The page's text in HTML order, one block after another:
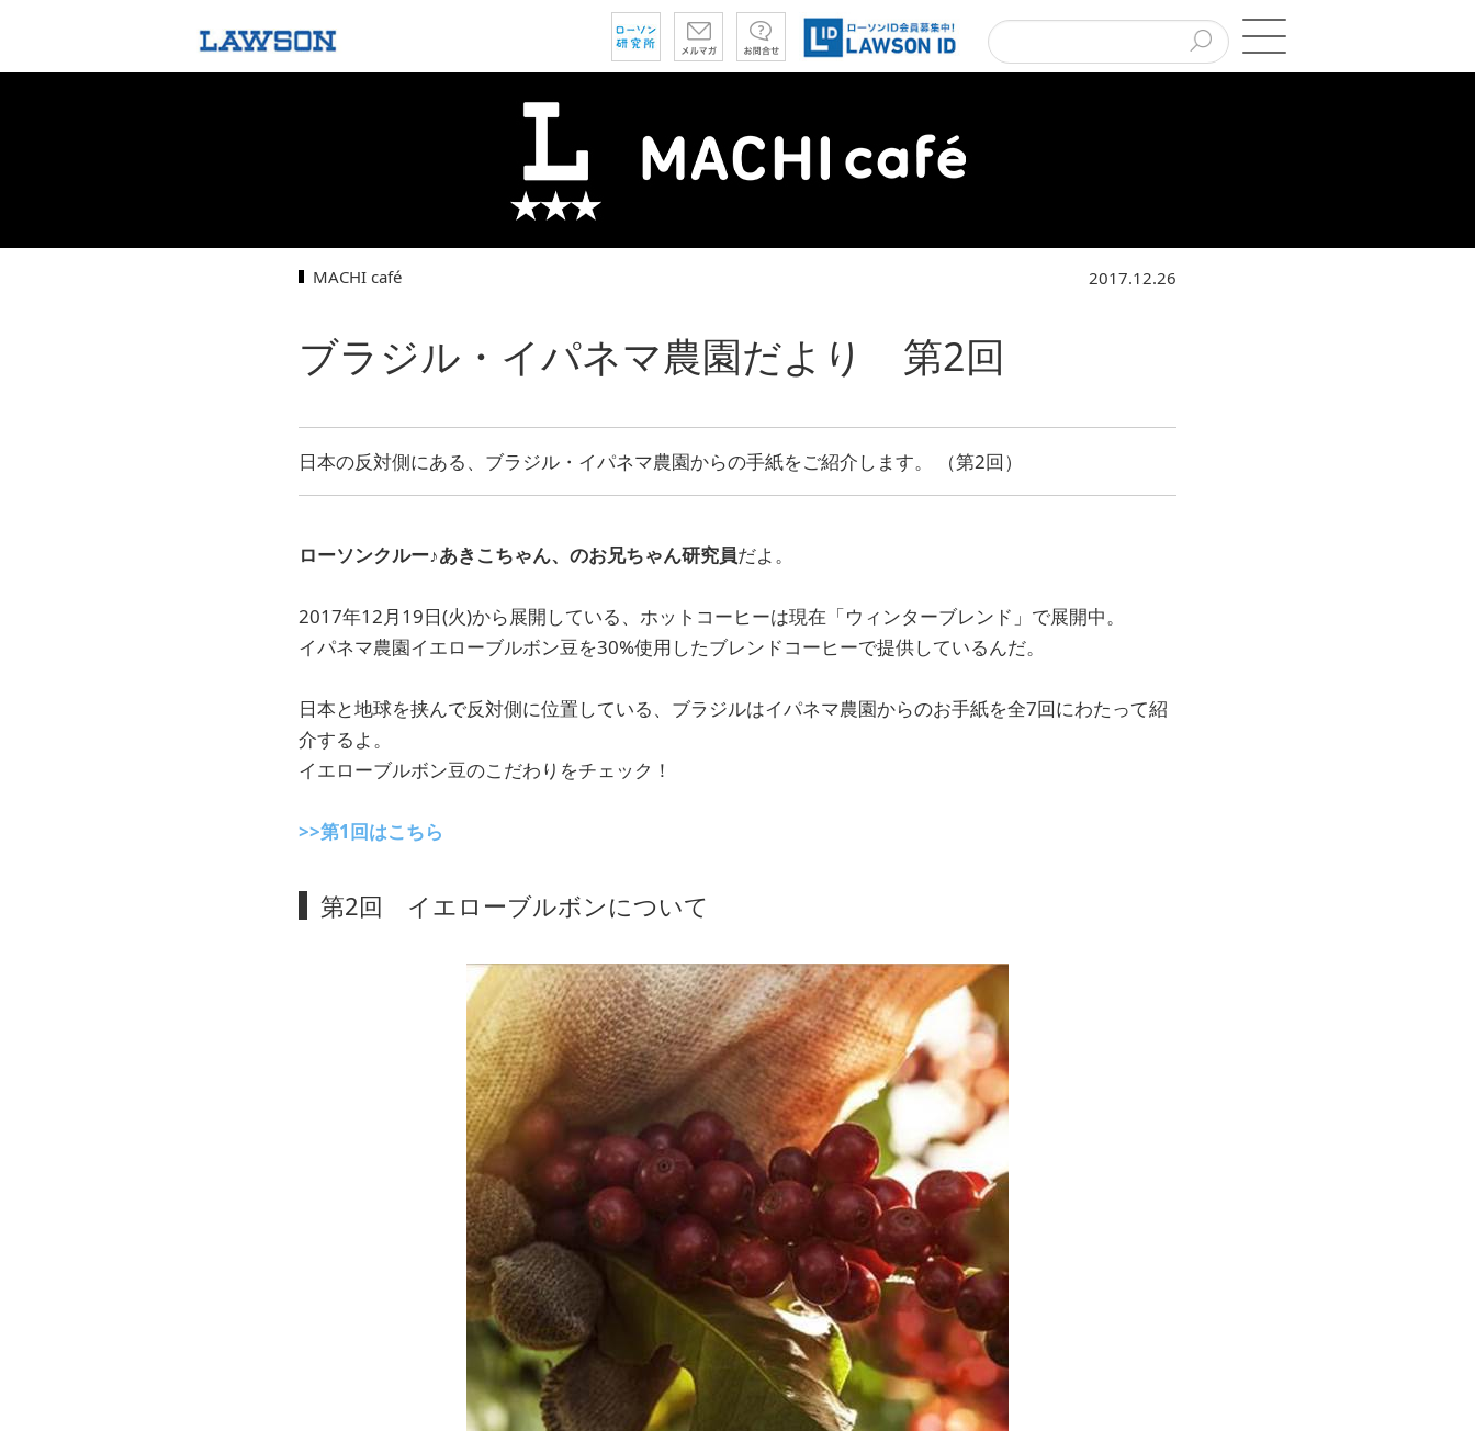
MACHI café 2017.12.26
ブラジル・イパネマ農園だより 第2回
日本の反対側にある、ブラジル・イパネマ農園からの手紙をご紹介します。 （第2回）
ローソンクルー♪あきこちゃん、のお兄ちゃん研究員だよ。
2017年12月19日(火)から展開している、ホットコーヒーは現在「ウィンターブレンド」で展開中。
イパネマ農園イエローブルボン豆を30%使用したブレンドコーヒーで提供しているんだ。
日本と地球を挟んで反対側に位置している、ブラジルはイパネマ農園からのお手紙を全7回にわたって紹
介するよ。
イエローブルボン豆のこだわりをチェック！
>>第1回はこちら
第2回 イエローブルボンについて